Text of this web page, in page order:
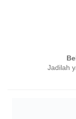
Jadilah